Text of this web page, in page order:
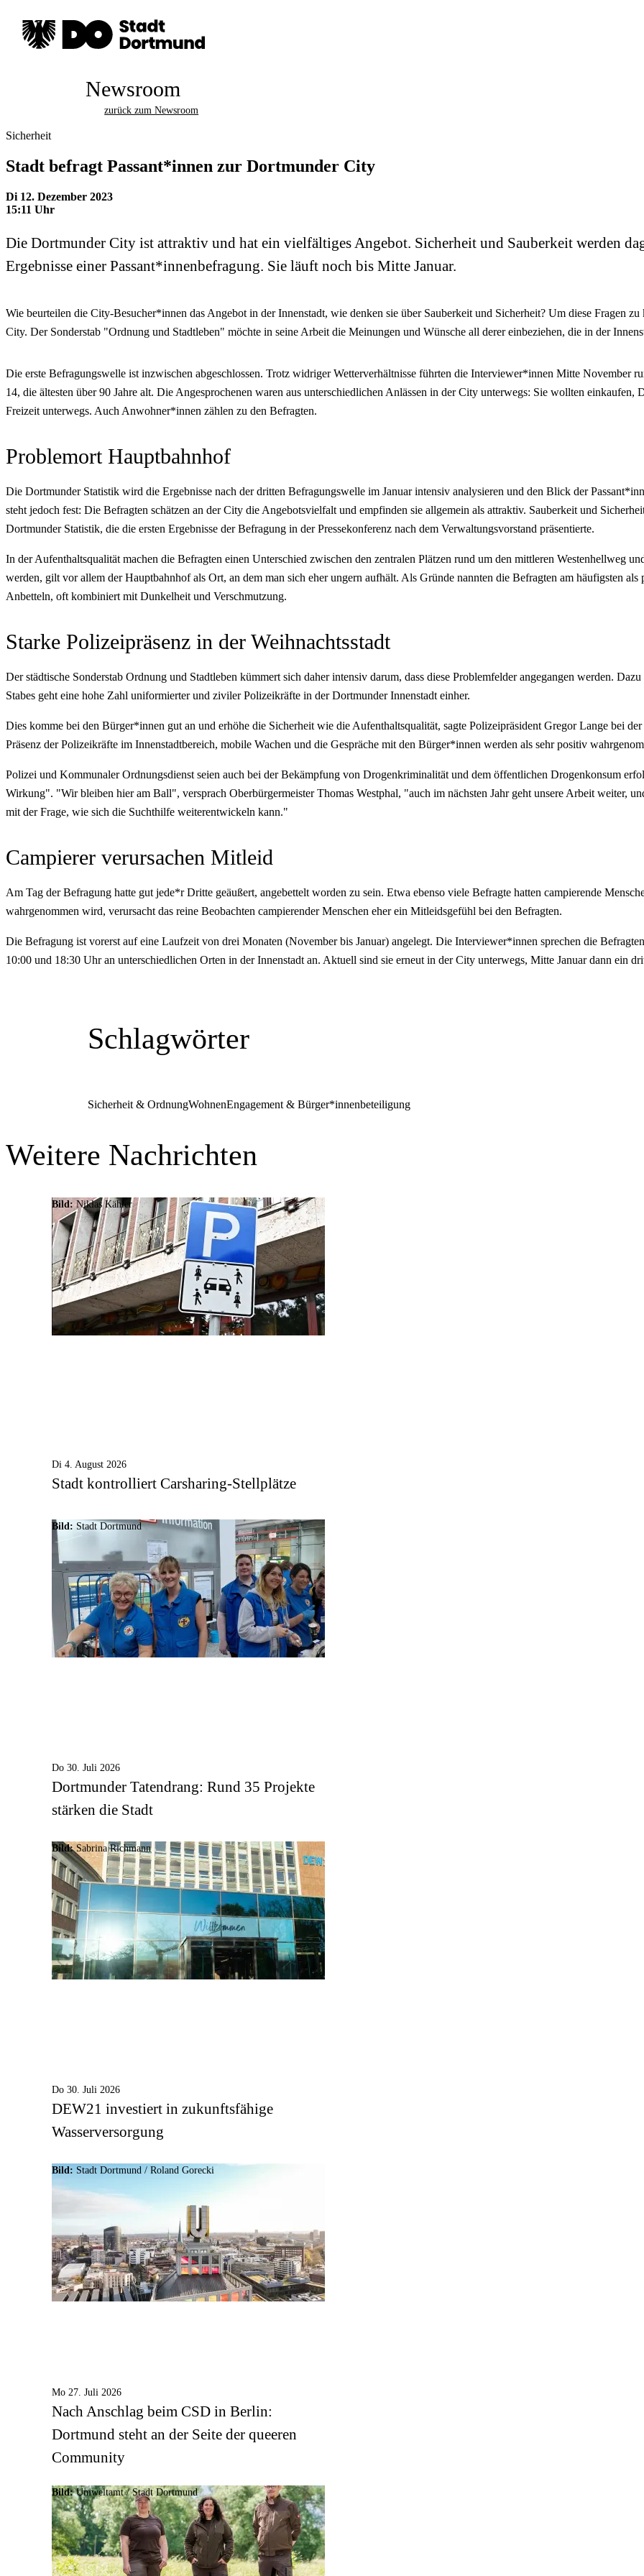
Newsroom
zurück zum Newsroom
Sicherheit
Stadt befragt Passant*innen zur Dortmunder City
Di 12. Dezember 2023
15:11 Uhr
Die Dortmunder City ist attraktiv und hat ein vielfältiges Angebot. Sicherheit und Sauberkeit werden
Ergebnisse einer Passant*innenbefragung. Sie läuft noch bis Mitte Januar.
Wie beurteilen die City-Besucher*innen das Angebot in der Innenstadt, wie denken sie über Sauberkeit und Sicherheit? Um diese Fragen
City. Der Sonderstab "Ordnung und Stadtleben" möchte in seine Arbeit die Meinungen und Wünsche all derer einbeziehen, die in der
Die erste Befragungswelle ist inzwischen abgeschlossen. Trotz widriger Wetterverhältnisse führten die Interviewer*innen Mitte November
14, die ältesten über 90 Jahre alt. Die Angesprochenen waren aus unterschiedlichen Anlässen in der City unterwegs: Sie wollten
Freizeit unterwegs. Auch Anwohner*innen zählen zu den Befragten.
Problemort Hauptbahnhof
Die Dortmunder Statistik wird die Ergebnisse nach der dritten Befragungswelle im Januar intensiv analysieren und den Blick der
steht jedoch fest: Die Befragten schätzen an der City die Angebotsvielfalt und empfinden sie allgemein als attraktiv. Sauberkeit und
Dortmunder Statistik, die die ersten Ergebnisse der Befragung in der Pressekonferenz nach dem Verwaltungsvorstand präsentierte.
In der Aufenthaltsqualität machen die Befragten einen Unterschied zwischen den zentralen Plätzen rund um den mittleren Westenhellweg
werden, gilt vor allem der Hauptbahnhof als Ort, an dem man sich eher ungern aufhält. Als Gründe nannten die Befragten am häufigsten
Anbetteln, oft kombiniert mit Dunkelheit und Verschmutzung.
Starke Polizeipräsenz in der Weihnachtsstadt
Der städtische Sonderstab Ordnung und Stadtleben kümmert sich daher intensiv darum, dass diese Problemfelder angegangen werden.
Stabes geht eine hohe Zahl uniformierter und ziviler Polizeikräfte in der Dortmunder Innenstadt einher.
Dies komme bei den Bürger*innen gut an und erhöhe die Sicherheit wie die Aufenthaltsqualität, sagte Polizeipräsident Gregor Lange bei
Präsenz der Polizeikräfte im Innenstadtbereich, mobile Wachen und die Gespräche mit den Bürger*innen werden als sehr positiv
Polizei und Kommunaler Ordnungsdienst seien auch bei der Bekämpfung von Drogenkriminalität und dem öffentlichen Drogenkonsum
Wirkung". "Wir bleiben hier am Ball", versprach Oberbürgermeister Thomas Westphal, "auch im nächsten Jahr geht unsere Arbeit weiter,
mit der Frage, wie sich die Suchthilfe weiterentwickeln kann."
Campierer verursachen Mitleid
Am Tag der Befragung hatte gut jede*r Dritte geäußert, angebettelt worden zu sein. Etwa ebenso viele Befragte hatten campierende
wahrgenommen wird, verursacht das reine Beobachten campierender Menschen eher ein Mitleidsgefühl bei den Befragten.
Die Befragung ist vorerst auf eine Laufzeit von drei Monaten (November bis Januar) angelegt. Die Interviewer*innen sprechen die
10:00 und 18:30 Uhr an unterschiedlichen Orten in der Innenstadt an. Aktuell sind sie erneut in der City unterwegs, Mitte Januar dann ein
Schlagwörter
Sicherheit & OrdnungWohnenEngagement & Bürger*innenbeteiligung
Weitere Nachrichten
Bild: Niklas Kähler
Di 4. August 2026
Stadt kontrolliert Carsharing-Stellplätze
Bild: Stadt Dortmund
Do 30. Juli 2026
Dortmunder Tatendrang: Rund 35 Projekte
stärken die Stadt
Bild: Sabrina Richmann
Do 30. Juli 2026
DEW21 investiert in zukunftsfähige
Wasserversorgung
Bild: Stadt Dortmund / Roland Gorecki
Mo 27. Juli 2026
Nach Anschlag beim CSD in Berlin:
Dortmund steht an der Seite der queeren
Community
Bild:Umweltamt /Stadt Dortmund